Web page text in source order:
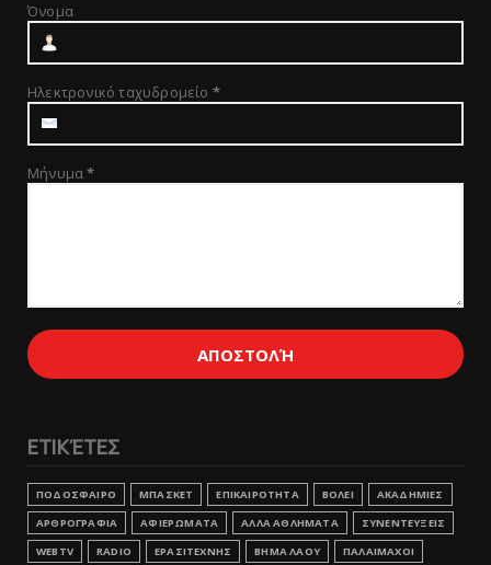
Όνομα
Ηλεκτρονικό ταχυδρομείο *
Μήνυμα*
ΕΤΙΚΈΤΕΣ
ΠΟΔΟΣΦΑΙΡΟ ΜΠΑΣΚΕΤ ΕΠΙΚΑΙΡΟΤΗΤΑ ΒΟΛΕΙ
ΑΚΑΔΗΜΙΕΣ
ΑΡΘΡΟΓΡΑΦΙΑ
ΑΦΙΕΡΩΜΑΤΑ ΑΛΛΑ ΑΘΛΗΜΑΤΑ
ΣΥΝΕΝΤΕΥΞΕΙΣ
WEBTV
RADIO ΕΡΑΣΙΤΕΧΝΗΣ ΒΗΜΑ ΛΑΟΥ ΠΑΛΑΙΜΑΧΟΙ